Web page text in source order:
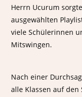
Herrn Ucurum
ausgewählten
viele Schülerinnen
Mitswingen.
Nach einer
alle Klassen auf